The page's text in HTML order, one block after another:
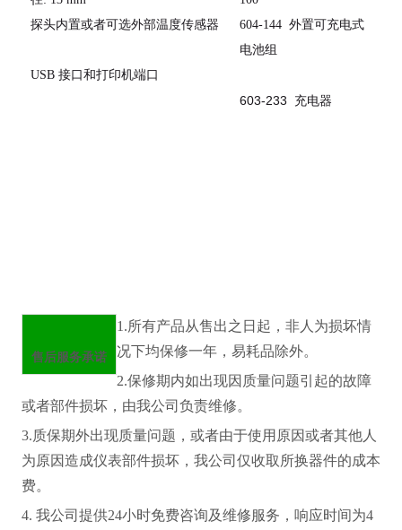
探头内置或者可选外部温度传感器
604-144 外置可充电式
电池组
USB 接口和打印机端口
603-233 充电器
售后服务承诺
1.所有产品从售出之日起，非人为损坏情
况下均保修一年，易耗品除外。
2.保修期内如出现因质量问题引起的故障
或者部件损坏，由我公司负责维修。
3.质保期外出现质量问题，或者由于使用原因或者其他人
为原因造成仪表部件损坏，我公司仅收取所换器件的成本
费。
4. 我公司提供24小时免费咨询及维修服务，响应时间为4